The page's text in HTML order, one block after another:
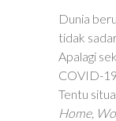
Dunia
tidak
Apalagi
COVID-
Tentu
Home,